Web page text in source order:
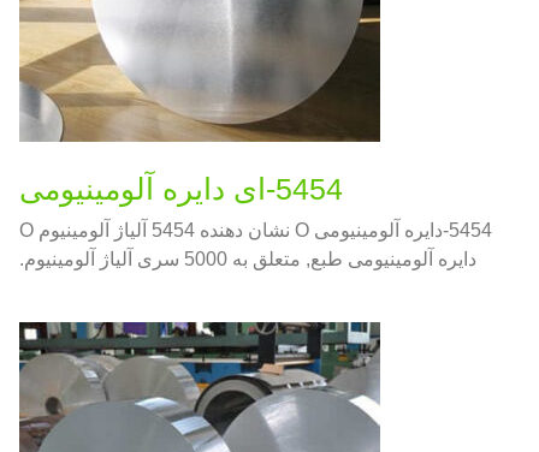
5454-ای دایره آلومینیومی
5454-دایره آلومینیومی O نشان دهنده 5454 آلیاژ آلومینیوم O
دایره آلومینیومی طبع, متعلق به 5000 سری آلیاژ آلومینیوم.